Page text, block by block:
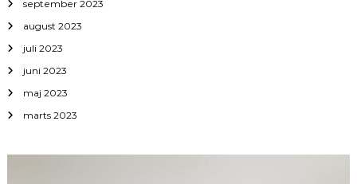
september 2023
august 2023
juli 2023
juni 2023
maj 2023
marts 2023